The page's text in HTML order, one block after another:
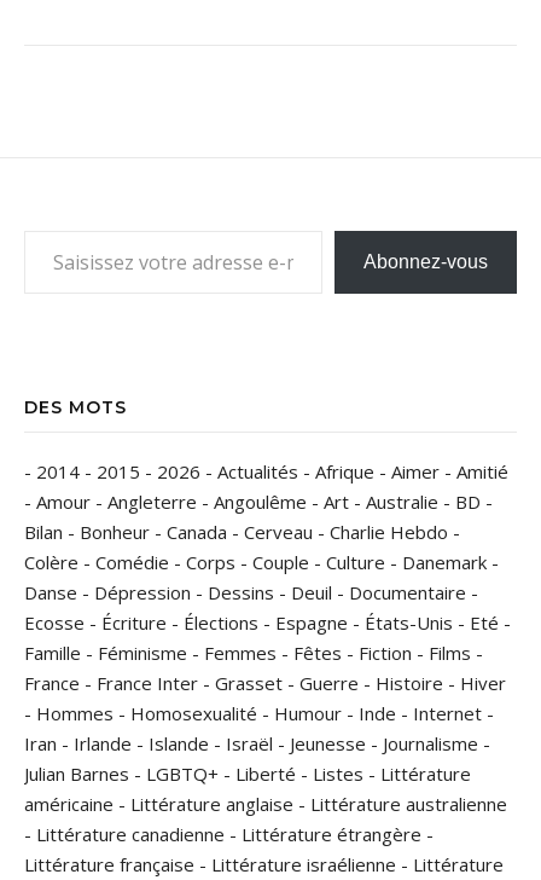
Abonnez-vous
DES MOTS
- 2014 - 2015 - 2026 - Actualités - Afrique - Aimer - Amitié
- Amour - Angleterre - Angoulême - Art - Australie - BD -
Bilan - Bonheur - Canada - Cerveau - Charlie Hebdo -
Colère - Comédie - Corps - Couple - Culture - Danemark -
Danse - Dépression - Dessins - Deuil - Documentaire -
Ecosse - Écriture - Élections - Espagne - États-Unis - Eté -
Famille - Féminisme - Femmes - Fêtes - Fiction - Films -
France - France Inter - Grasset - Guerre - Histoire - Hiver
- Hommes - Homosexualité - Humour - Inde - Internet -
Iran - Irlande - Islande - Israël - Jeunesse - Journalisme -
Julian Barnes - LGBTQ+ - Liberté - Listes - Littérature
américaine - Littérature anglaise - Littérature australienne
- Littérature canadienne - Littérature étrangère -
Littérature française - Littérature israélienne - Littérature